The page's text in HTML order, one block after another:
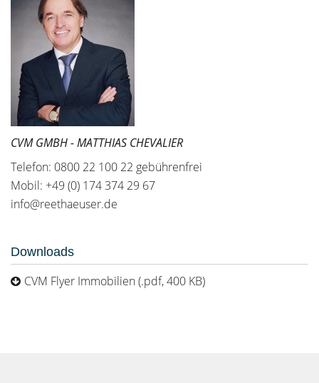
CVM GMBH - MATTHIAS CHEVALIER
Telefon: 0800 22 100 22 gebührenfrei
Mobil: +49 (0) 174 374 29 67
info@reethaeuser.de
Downloads
CVM Flyer Immobilien (.pdf, 400 KB)